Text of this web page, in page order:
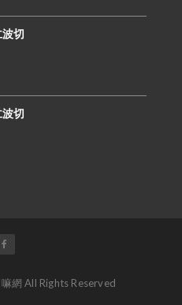
切
切
網 All Rights Reserved